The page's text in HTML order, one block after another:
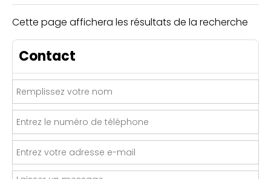
Cette page affichera les résultats de la recherche
Contact